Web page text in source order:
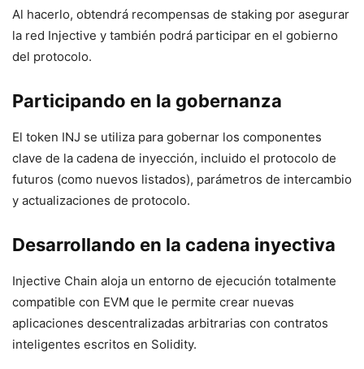
Al hacerlo, obtendrá recompensas de staking por asegurar
la red Injective y también podrá participar en el gobierno
del protocolo.
Participando en la gobernanza
El token INJ se utiliza para gobernar los componentes
clave de la cadena de inyección, incluido el protocolo de
futuros (como nuevos listados), parámetros de intercambio
y actualizaciones de protocolo.
Desarrollando en la cadena inyectiva
Injective Chain aloja un entorno de ejecución totalmente
compatible con EVM que le permite crear nuevas
aplicaciones descentralizadas arbitrarias con contratos
inteligentes escritos en Solidity.